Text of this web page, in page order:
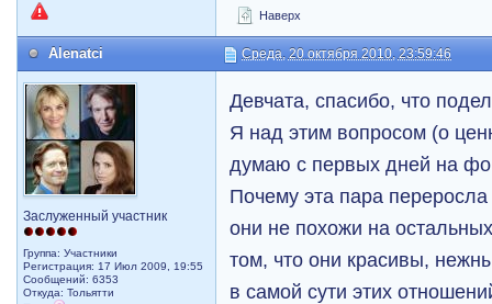
Наверх
Alenatci Среда, 20 октября 2010, 23:59:46
Заслуженный участник
Группа: Участники
Регистрация: 17 Июл 2009, 19:55
Сообщений: 6353
Откуда: Тольятти
Девчата, спасибо, что
Я над этим вопросом (о
думаю с первых дней на
Почему эта пара
они не похожи на
том, что они красивы,
в самой сути этих